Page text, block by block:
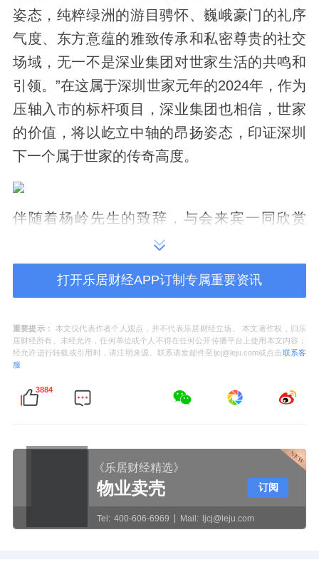
姿态，纯粹绿洲的游目骋怀、巍峨豪门的礼序
气度、东方意蕴的雅致传承和私密尊贵的社交
场域，无一不是深业集团对世家生活的共鸣和
引领。”在这属于深圳世家元年的2024年，作为
压轴入市的标杆项目，深业集团也相信，世家
的价值，将以屹立中轴的昂扬姿态，印证深圳
下一个属于世家的传奇高度。
伴随着杨岭先生的致辞，与会来宾一同欣赏
《河与海》VCR，进入了关于世家源与流的探
索。深业世纪山谷·世家，位于大沙河沿岸、深
圳湾之畔，城市中轴之上，尽享生态资源，是
双高尔夫果岭绿幕，向南可欣赏深圳湾海景，
向东则是华侨城湿地及度假区，向北可远眺塘
成了一场“流动的盛宴”。
对话奢宅探索人居高度
杜康生先生，这位华人圈中最具影响力、享誉
世界的豪宅设计师，带来了主题演讲《豪宅新
打开乐居财经APP订制专属重要资讯
重要提示：
本文仅代表作者个人观点，并不代表乐居财经立场。 本文著作权，归乐
居财经所有。未经允许，任何单位或个人不得在任何公开传播平台上使用本文内容；
经允许进行转载或引用时，请注明来源。联系请发邮件至ljcj@leju.com或点击联系客
服
3884
《乐居财经精选》
物业卖壳
Tel: 400-606-6969 Mail: ljcj@leju.com
订阅